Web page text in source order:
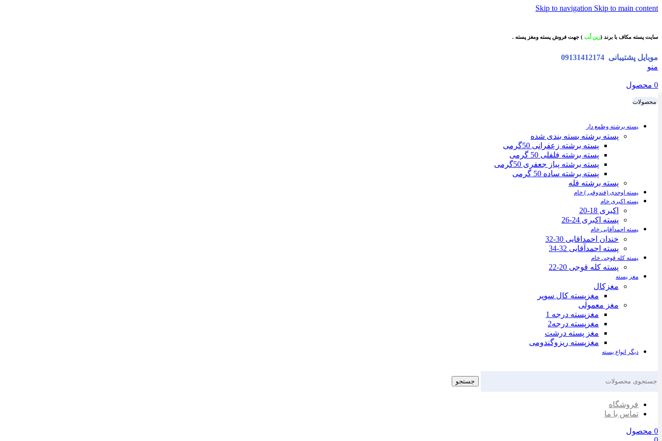
Skip to navigation Skip to main content
سایت پسته مکاف با برند (زین لُب ) جهت فروش پسته ومغز پسته .
موبایل پشتیبانی
منو
0 محصول
محصولات
پسته برشته وطمع دار
پسته برشته بسته بندی شده
پسته برشته زعفرانی 50گرمی
پسته برشته فلفلی 50 گرمی
پسته برشته پیاز جعفری 50گرمی
پسته برشته ساده 50 گرمی
پسته برشته فله
پسته اوحدی (فندوقی ) خام
پسته اکبری خام
اکبری 18-20
پسته اکبری 24-26
پسته احمدآقایی خام
خندان احمداقایی 30-32
پسته احمدآقایی 32-34
پسته کله قوچی خام
پسته کله قوجی 20-22
مغز پسته
مغزکال
مغزپسته کال سوپر
مغز معمولی
مغزپسته درجه 1
مغزپسته درجه2
مغز پسته درشت
مغزپسته ریزوگندومی
دیگر انواع پسته
جستجو
فروشگاه
تماس با ما
0 محصول